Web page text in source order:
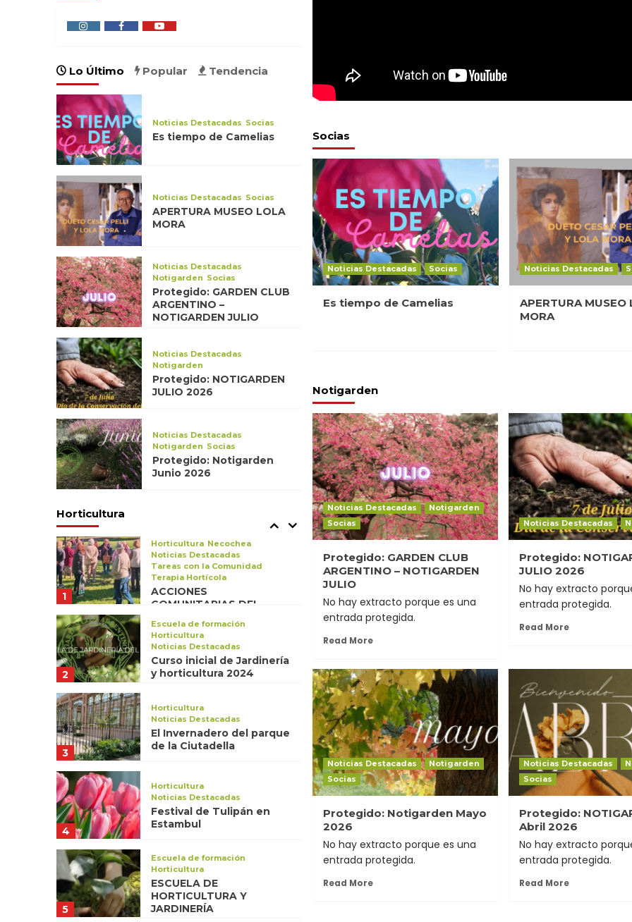
Socias
Junio
Socias
Protegido: Notigarden Mayo
2026
Noticias Destacadas Socias
Es tiempo de Camelias
Noticias Destacadas
APERTURA MUSEO
MORA
Notigarden
Noticias Destacadas
Notigarden
Socias
Protegido: GARDEN CLUB
ARGENTINO – NOTIGARDEN
JULIO
No hay extracto porque es una
entrada protegida.
Read More
Noticias Destacadas
Protegido:
JULIO 2026
No hay extracto
entrada protegida.
Read More
Noticias Destacadas
Notigarden
Socias
Protegido: Notigarden Mayo
2026
No hay extracto porque es una
entrada protegida.
Read More
Noticias Destacadas
Socias
Protegido:
Abril 2026
No hay extracto
entrada protegida.
Read More
Lo Último Popular Tendencia
Noticias Destacadas Socias
Es tiempo de Camelias
Noticias Destacadas Socias
APERTURA MUSEO LOLA
MORA
Noticias Destacadas
Notigarden Socias
Protegido: GARDEN CLUB
ARGENTINO –
NOTIGARDEN JULIO
Noticias Destacadas
Notigarden
Protegido: NOTIGARDEN
JULIO 2026
Noticias Destacadas
Notigarden Socias
Protegido: Notigarden
Junio 2026
Horticultura
3
de la Ciutadella
4
Festival de Tulipán en
Estambul
5
Escuela de formación
Horticultura
HORTICULTURA Y
JARDINERÍA
6
Horticultura
Olivo
7
Horticultura
Noticias Destacadas
TREVELIN, CON VISITA AL
CAMPO DE TULIPANES
PATAGÓNICOS
1
Horticultura Necochea
Noticias Destacadas
Tareas con la Comunidad
Terapia Hortícola
ACCIONES
COMUNITARIAS DEL
2
Escuela de formación
Horticultura
Noticias Destacadas
Curso inicial de Jardinería
y horticultura 2024
3
Horticultura
Noticias Destacadas
El Invernadero del parque
de la Ciutadella
4
Horticultura
Noticias Destacadas
Festival de Tulipán en
Estambul
5
Escuela de formación
Horticultura
ESCUELA DE
HORTICULTURA Y
JARDINERÍA